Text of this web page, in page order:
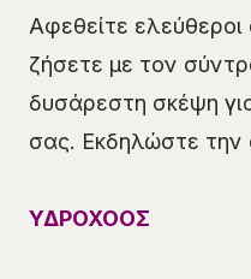
Αφεθείτε ελεύθεροι
ζήσετε με τον
δυσάρεστη σκέψη
σας. Εκδηλώστε την
ΥΔΡΟΧΟΟΣ